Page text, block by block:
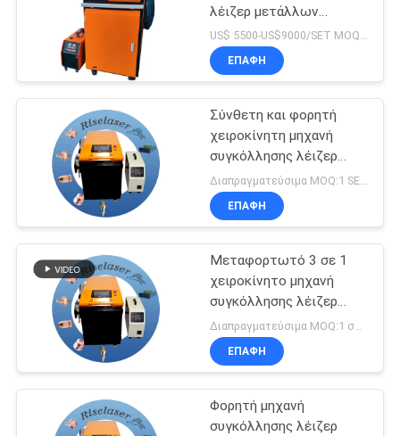
ΖΗΤΉΣΤΕ
ΠΡΟΣΦΟΡΆ
РУССКИЙ
САЙТ
SITEMAP
PRIVACY
POLICY
λέιζερ μετάλλων
μηχανών συγκόλλησης
λέιζερ ινών 1500W
2000W
US$ 5500-US$9000/SET MOQ:1 ΣΥΝΟΛΟ
ΕΠΑΦΉ
Σύνθετη και φορητή
χειροκίνητη μηχανή
συγκόλλησης λέιζερ
ινών με διάμετρο
εστιακού σημείου 0,5
mm
Διαπραγματεύσιμα MOQ:1 SET
ΕΠΑΦΉ
Μεταφορτωτό 3 σε 1
χειροκίνητο μηχανή
συγκόλλησης λέιζερ
ινών 1.5KW 2KW 3KW
ψύξη νερού για
συγκόλληση μετάλλου
ΕΠΑΦΉ
Φορητή μηχανή
συγκόλλησης λέιζερ